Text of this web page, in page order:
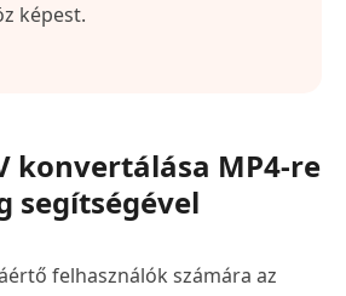
képest.
konvertálása MP4-re
segítségével
felhasználók számára az